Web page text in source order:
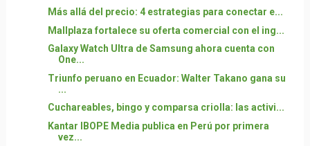
Más allá del precio: 4 estrategias para conectar e...
Mallplaza fortalece su oferta comercial con el ing...
Galaxy Watch Ultra de Samsung ahora cuenta con
One...
Triunfo peruano en Ecuador: Walter Takano gana su
...
Cuchareables, bingo y comparsa criolla: las activi...
Kantar IBOPE Media publica en Perú por primera
vez...